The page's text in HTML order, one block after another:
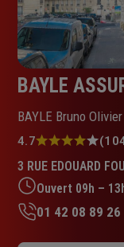
BAYLE
BAYLE Bruno Olivier
Note
4.7
sur
5
étoiles
4.7
3 RUE EDOUARD
01 42 08 89 26